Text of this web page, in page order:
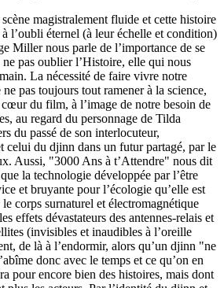
magistralement fluide et cette histoire
l’oubli éternel (à leur échelle et condition)
Miller nous parle de l’importance de se
pas oublier l’Histoire, elle qui nous
La nécessité de faire vivre notre
pas toujours tout ramener à la science,
du film, à l’image de notre besoin de
au regard du personnage de Tilda
du passé de son interlocuteur,
celui du djinn dans un futur partagé, par le
Aussi, "3000 Ans à t’Attendre" nous dit
la technologie développée par l’être
et bruyante pour l’écologie qu’elle est
corps surnaturel et électromagnétique
effets dévastateurs des antennes-relais et
(invisibles et inaudibles à l’oreille
de là à l’endormir, alors qu’un djinn "ne
donc avec le temps et ce qu’on en
pour encore bien des histoires, mais dont